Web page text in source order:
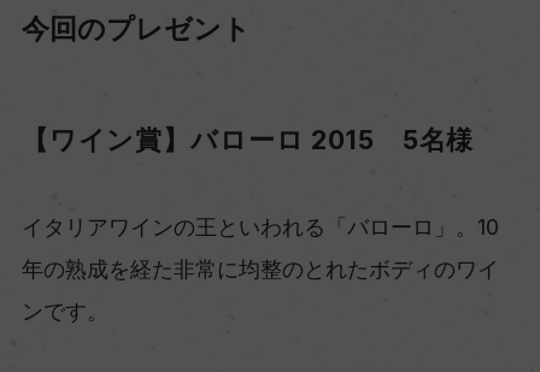
今回のプレゼント
【ワイン賞】バローロ 2015 5名様
イタリアワインの王といわれる「バローロ」。10
年の熟成を経た非常に均整のとれたボディのワイ
ンです。